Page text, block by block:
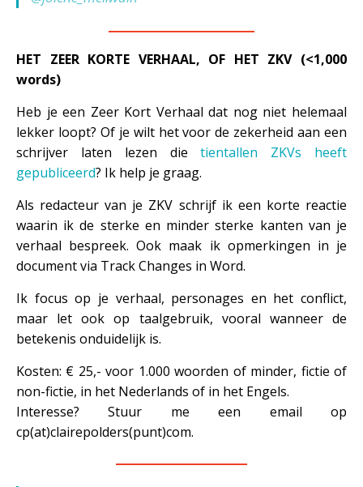
——————————
HET ZEER KORTE VERHAAL, OF HET ZKV (<1,000
words)
Heb je een Zeer Kort Verhaal dat nog niet helemaal
lekker loopt? Of je wilt het voor de zekerheid aan een
schrijver laten lezen dietientallen ZKVs heeft
gepubliceerd? Ik help je graag.
Als redacteur van je ZKV schrijf ik een korte reactie
waarin ik de sterke en minder sterke kanten van je
verhaal bespreek. Ook maak ik opmerkingen in je
document via Track Changes in Word.
Ik focus op je verhaal, personages en het conflict,
maar let ook op taalgebruik, vooral wanneer de
betekenis onduidelijk is.
Kosten: € 25,- voor 1.000 woorden of minder, fictie of
non-fictie, in het Nederlands of in het Engels.
Interesse? Stuur me een email op
cp(at)clairepolders(punt)com.
—————————